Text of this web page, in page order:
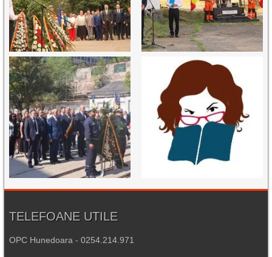
TELEFOANE UTILE
OPC Hunedoara - 0254.214.971